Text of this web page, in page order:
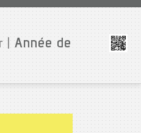
|Année de